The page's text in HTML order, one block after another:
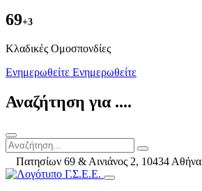
69+3
Kλαδικές Ομοσπονδίες
Ενημερωθείτε Ενημερωθείτε
Αναζήτηση για ....
Πατησίων 69 & Αινιάνος 2, 10434 Αθήνα